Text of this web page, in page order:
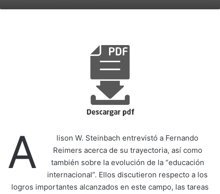
A
lison W. Steinbach entrevistó a Fernando
Reimers acerca de su trayectoria, así como
también sobre la evolución de la “educación
internacional”. Ellos discutieron respecto a los
logros importantes alcanzados en este campo, las tareas